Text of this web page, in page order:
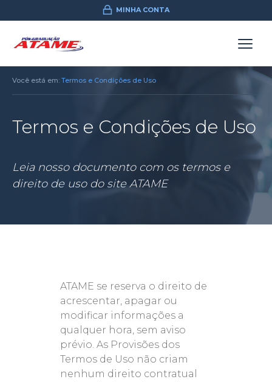
MINHA CONTA
Você está em: Termos e Condições de Uso
Termos e Condições de Uso
Leia nosso documento com os termos e
direito de uso do site ATAME
ATAME se reserva o direito de
acrescentar, apagar ou
modificar informações a
qualquer hora, sem aviso
prévio. As Provisões dos
Termos de Uso não criam
nenhum direito contratual